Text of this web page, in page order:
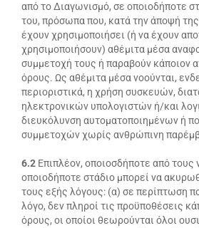
από το Διαγωνισμό, σε οποιοδήποτε
του, πρόσωπα που, κατά την άποψή της
έχουν χρησιμοποιήσει (ή να έχουν
χρησιμοποιήσουν) αθέμιτα μέσα
συμμετοχή τους ή παραβούν κάποιον
όρους. Ως αθέμιτα μέσα νοούνται,
περιοριστικά, η χρήση συσκευών,
ηλεκτρονικών υπολογιστών ή/και
διευκόλυνση αυτοματοποιημένων ή
συμμετοχών χωρίς ανθρώπινη
6.2 Επιπλέον, οποιοσδήποτε από τους
οποιοδήποτε στάδιο μπορεί να
τους εξής λόγους: (α) σε περίπτωση
λόγο, δεν πληροί τις προϋποθέσεις
όρους, οι οποίοι θεωρούνται όλοι